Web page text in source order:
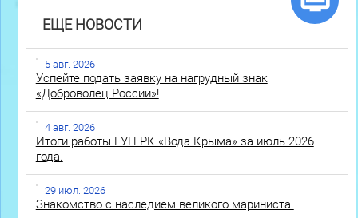
ЕЩЕ НОВОСТИ
5 авг. 2026
Успейте подать заявку на нагрудный знак
«Доброволец России»!
4 авг. 2026
Итоги работы ГУП РК «Вода Крыма» за июль 2026
года.
29 июл. 2026
Знакомство с наследием великого мариниста.